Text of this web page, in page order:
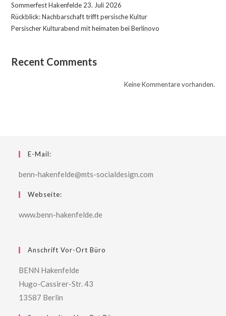
Sommerfest Hakenfelde 23. Juli 2026
Rückblick: Nachbarschaft trifft persische Kultur
Persischer Kulturabend mit heimaten bei Berlinovo
Recent Comments
Keine Kommentare vorhanden.
E-Mail:
benn-hakenfelde@mts-socialdesign.com
Webseite:
www.benn-hakenfelde.de
Anschrift Vor-Ort Büro
BENN Hakenfelde
Hugo-Cassirer-Str. 43
13587 Berlin